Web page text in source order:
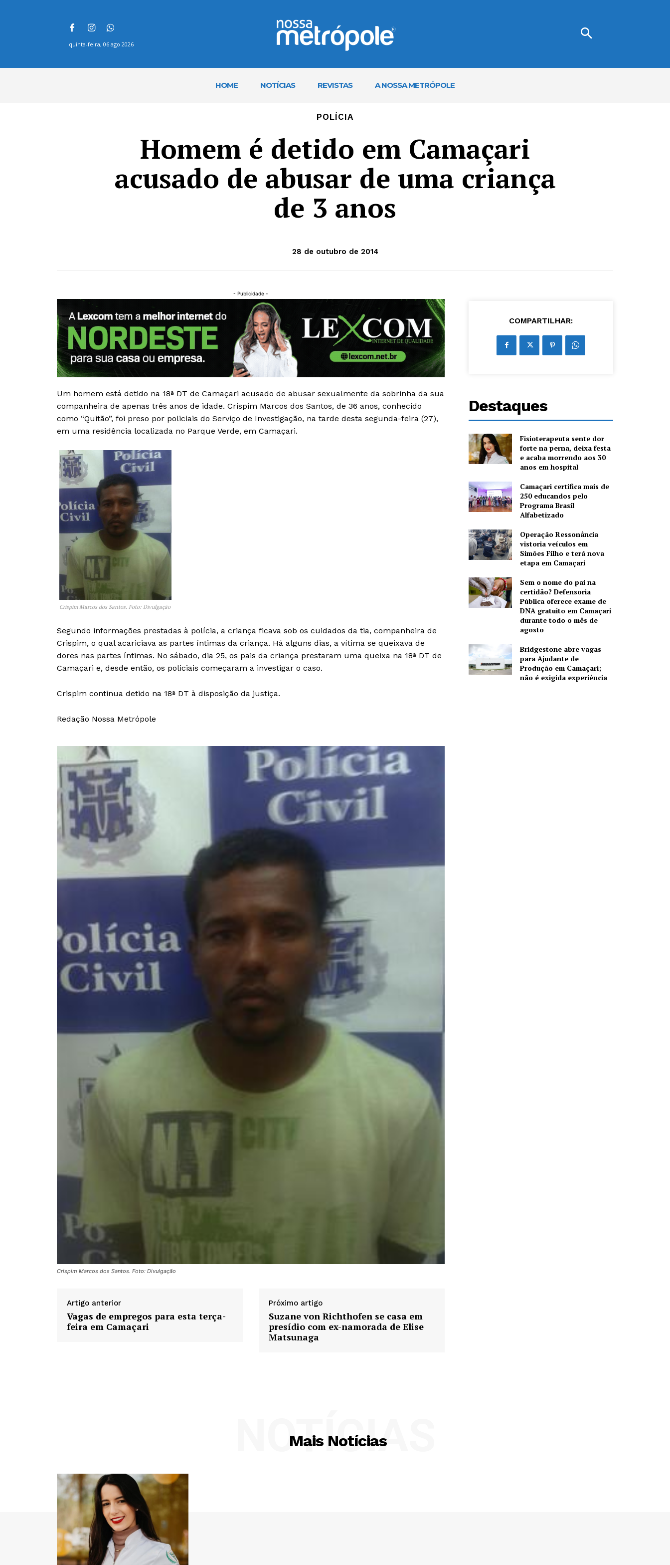
quinta-feira, 06 ago 2026
HOME NOTÍCIAS REVISTAS A NOSSA METRÓPOLE
POLÍCIA
Homem é detido em Camaçari
acusado de abusar de uma criança
de 3 anos
28 de outubro de 2014
- Publicidade -
Um homem está detido na 18ª DT de Camaçari acusado de abusar sexualmente da sobrinha da sua
companheira de apenas três anos de idade. Crispim Marcos dos Santos, de 36 anos, conhecido
como “Quitão”, foi preso por policiais do Serviço de Investigação, na tarde desta segunda-feira (27),
em uma residência localizada no Parque Verde, em Camaçari.
Crispim Marcos dos Santos. Foto: Divulgação
Segundo informações prestadas à polícia, a criança ficava sob os cuidados da tia, companheira de
Crispim, o qual acariciava as partes íntimas da criança. Há alguns dias, a vítima se queixava de
dores nas partes íntimas. No sábado, dia 25, os pais da criança prestaram uma queixa na 18ª DT de
Camaçari e, desde então, os policiais começaram a investigar o caso.
Crispim continua detido na 18ª DT à disposição da justiça.
Redação Nossa Metrópole
Crispim Marcos dos Santos. Foto: Divulgação
Artigo anterior
Vagas de empregos para esta terça-
feira em Camaçari
Próximo artigo
Suzane von Richthofen se casa em
presídio com ex-namorada de Elise
Matsunaga
COMPARTILHAR:
Destaques
Fisioterapeuta sente dor
forte na perna, deixa festa
e acaba morrendo aos 30
anos em hospital
Camaçari certifica mais de
250 educandos pelo
Programa Brasil
Alfabetizado
Operação Ressonância
vistoria veículos em
Simões Filho e terá nova
etapa em Camaçari
Sem o nome do pai na
certidão? Defensoria
Pública oferece exame de
DNA gratuito em Camaçari
durante todo o mês de
agosto
Bridgestone abre vagas
para Ajudante de
Produção em Camaçari;
não é exigida experiência
Mais Notícias
NOTÍCIAS